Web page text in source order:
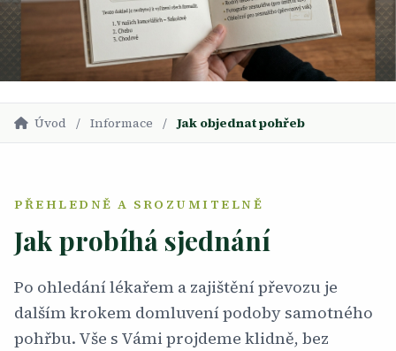
Úvod / Informace / Jak objednat pohřeb
PŘEHLEDNĚ A SROZUMITELNĚ
Jak probíhá sjednání
Po ohledání lékařem a zajištění převozu je
dalším krokem domluvení podoby samotného
pohřbu. Vše s Vámi projdeme klidně, bez